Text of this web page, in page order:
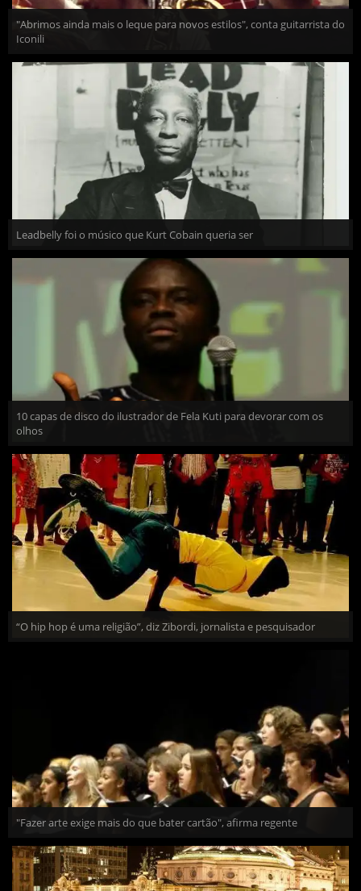
"Abrimos ainda mais o leque para novos estilos", conta guitarrista do
Iconili
Leadbelly foi o músico que Kurt Cobain queria ser
10 capas de disco do ilustrador de Fela Kuti para devorar com os
olhos
“O hip hop é uma religião”, diz Zibordi, jornalista e pesquisador
"Fazer arte exige mais do que bater cartão", afirma regente